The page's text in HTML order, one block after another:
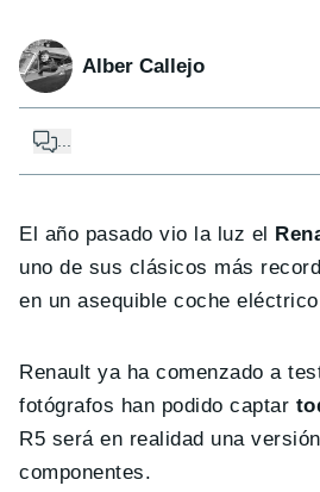
Alber Callejo
...
El año pasado vio la luz el
uno de sus clásicos más
en un asequible coche
Renault ya ha comenzado a
fotógrafos han podido captar
R5 será en realidad una
componentes.